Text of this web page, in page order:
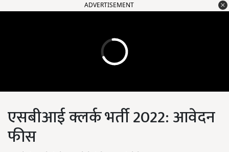
ADVERTISEMENT
एसबीआई क्लर्क भर्ती 2022: आवेदन
फीस